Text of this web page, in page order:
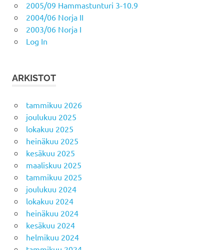
2005/09 Hammastunturi 3-10.9
2004/06 Norja II
2003/06 Norja I
Log In
ARKISTOT
tammikuu 2026
joulukuu 2025
lokakuu 2025
heinäkuu 2025
kesäkuu 2025
maaliskuu 2025
tammikuu 2025
joulukuu 2024
lokakuu 2024
heinäkuu 2024
kesäkuu 2024
helmikuu 2024